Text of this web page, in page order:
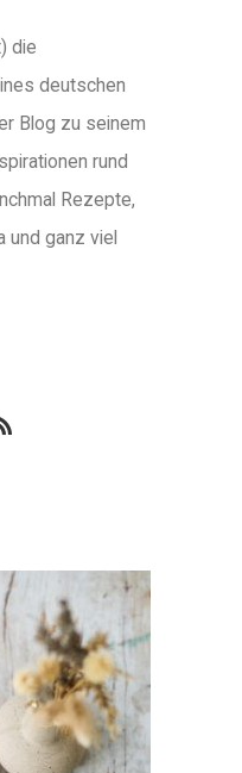
die
deutschen
Blog zu seinem
rund
Rezepte,
und ganz viel